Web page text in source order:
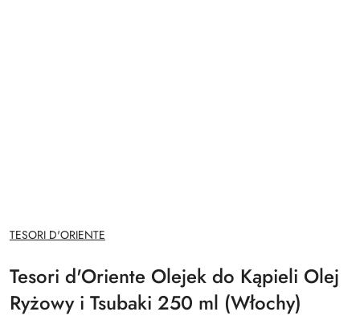
NAZWA
PRODUCENTA:
TESORI D'ORIENTE
Tesori d'Oriente Olejek do Kąpieli Olej
Ryżowy i Tsubaki 250 ml (Włochy)